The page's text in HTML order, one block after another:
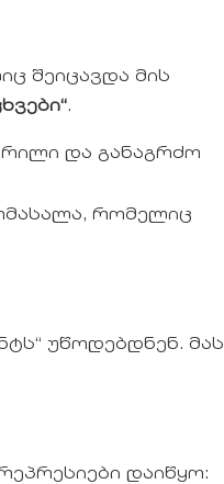
შეიცავდა მის
.
და განაგრძო
რომელიც
უწოდებდნენ. მას
დაიწყო: